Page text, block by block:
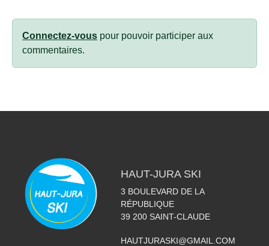
Connectez-vous pour pouvoir participer aux
commentaires.
HAUT-JURA SKI
3 BOULEVARD DE LA
RÉPUBLIQUE
39 200 SAINT-CLAUDE
HAUTJURASKI@GMAIL.COM